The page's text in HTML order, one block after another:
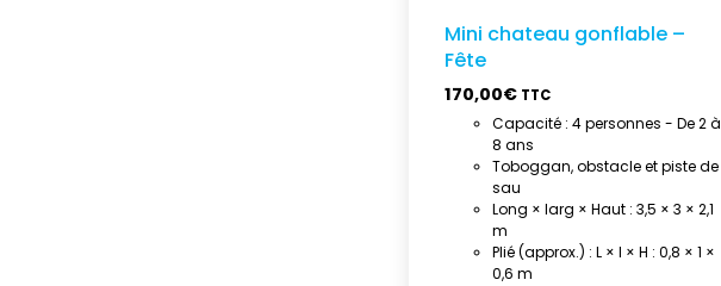
Mini chateau gonflable –
Fête
170,00€ TTC
Capacité : 4 personnes - De 2 à
8 ans
Toboggan, obstacle et piste de
sau
Long × larg × Haut : 3,5 × 3 × 2,1
m
Plié (approx.) : L × l × H : 0,8 × 1 ×
0,6 m